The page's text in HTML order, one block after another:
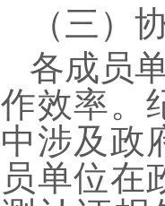
（三）
各成员
作效率。
中涉及政
员单位在